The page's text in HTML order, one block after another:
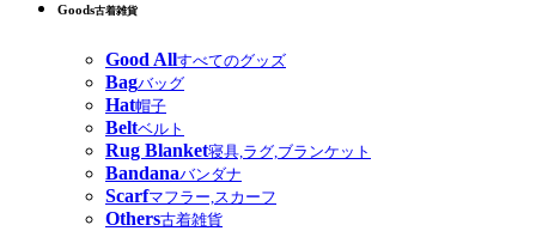
Goods古着雑貨
Good Allすべてのグッズ
Bagバッグ
Hat帽子
Beltベルト
Rug Blanket寝具,ラグ,ブランケット
Bandanaバンダナ
Scarfマフラー,スカーフ
Others古着雑貨